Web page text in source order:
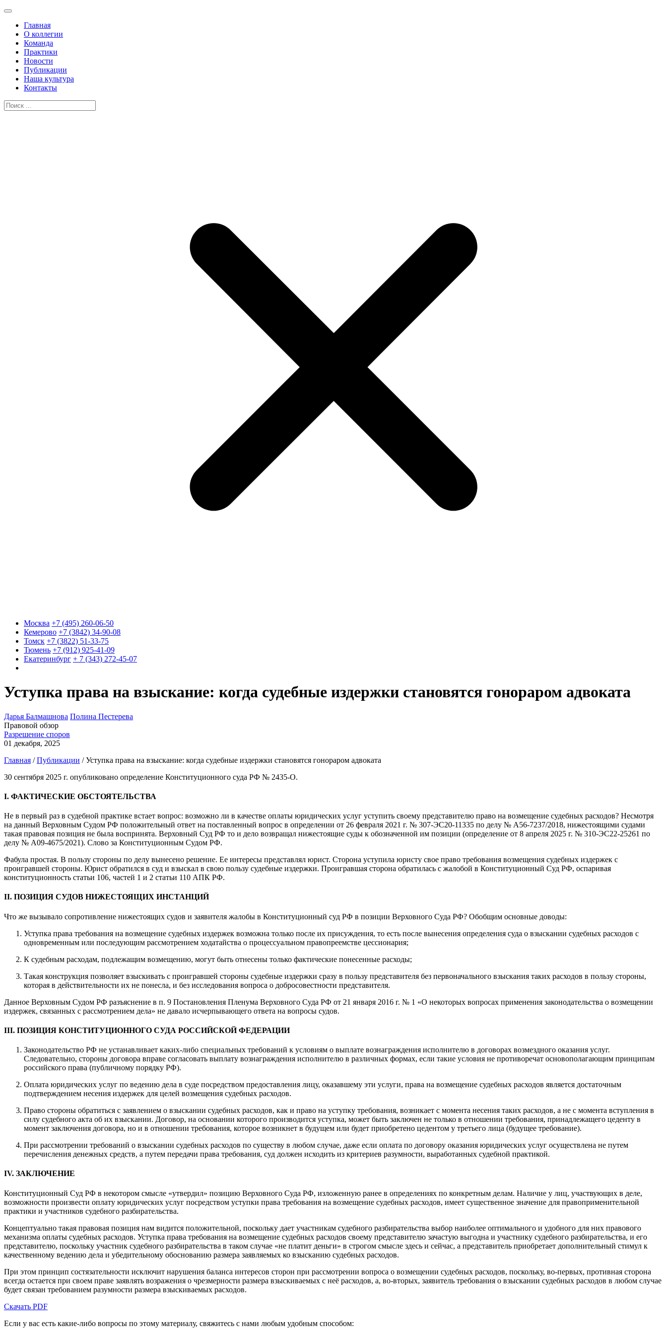
Главная
О коллегии
Команда
Практики
Новости
Публикации
Наша культура
Контакты
Москва +7 (495) 260-06-50
Кемерово +7 (3842) 34-90-08
Томск +7 (3822) 51-33-75
Тюмень +7 (912) 925-41-09
Екатеринбург + 7 (343) 272-45-07
Уступка права на взыскание: когда судебные издержки становятся гонораром адвоката
Дарья Балмашнова Полина Пестерева
Правовой обзор
Разрешение споров
01 декабря, 2025
Главная /Публикации /Уступка права на взыскание: когда судебные издержки становятся гонораром адвоката
30 сентября 2025 г. опубликовано определение Конституционного суда РФ № 2435-О.
I. ФАКТИЧЕСКИЕ ОБСТОЯТЕЛЬСТВА
Не в первый раз в судебной практике встает вопрос: возможно ли в качестве оплаты юридических услуг уступить своему представителю право на возмещение судебных расходов? Несмотря
на данный Верховным Судом РФ положительный ответ на поставленный вопрос в определении от 26 февраля 2021 г. № 307-ЭС20-11335 по делу № А56-7237/2018, нижестоящими судами
такая правовая позиция не была воспринята. Верховный Суд РФ то и дело возвращал нижестоящие суды к обозначенной им позиции (определение от 8 апреля 2025 г. № 310-ЭС22-25261 по
делу № А09-4675/2021). Слово за Конституционным Судом РФ.
Фабула простая. В пользу стороны по делу вынесено решение. Ее интересы представлял юрист. Сторона уступила юристу свое право требования возмещения судебных издержек с
проигравшей стороны. Юрист обратился в суд и взыскал в свою пользу судебные издержки. Проигравшая сторона обратилась с жалобой в Конституционный Суд РФ, оспаривая
конституционность статьи 106, частей 1 и 2 статьи 110 АПК РФ.
II. ПОЗИЦИЯ СУДОВ НИЖЕСТОЯЩИХ ИНСТАНЦИЙ
Что же вызывало сопротивление нижестоящих судов и заявителя жалобы в Конституционный суд РФ в позиции Верховного Суда РФ? Обобщим основные доводы:
Уступка права требования на возмещение судебных издержек возможна только после их присуждения, то есть после вынесения определения суда о взыскании судебных расходов с
одновременным или последующим рассмотрением ходатайства о процессуальном правопреемстве цессионария;
К судебным расходам, подлежащим возмещению, могут быть отнесены только фактические понесенные расходы;
Такая конструкция позволяет взыскивать с проигравшей стороны судебные издержки сразу в пользу представителя без первоначального взыскания таких расходов в пользу стороны,
которая в действительности их не понесла, и без исследования вопроса о добросовестности представителя.
Данное Верховным Судом РФ разъяснение в п. 9 Постановления Пленума Верховного Суда РФ от 21 января 2016 г. № 1 «О некоторых вопросах применения законодательства о возмещении
издержек, связанных с рассмотрением дела» не давало исчерпывающего ответа на вопросы судов.
III. ПОЗИЦИЯ КОНСТИТУЦИОННОГО СУДА РОССИЙСКОЙ ФЕДЕРАЦИИ
Законодательство РФ не устанавливает каких-либо специальных требований к условиям о выплате вознаграждения исполнителю в договорах возмездного оказания услуг.
Следовательно, стороны договора вправе согласовать выплату вознаграждения исполнителю в различных формах, если такие условия не противоречат основополагающим принципам
российского права (публичному порядку РФ).
Оплата юридических услуг по ведению дела в суде посредством предоставления лицу, оказавшему эти услуги, права на возмещение судебных расходов является достаточным
подтверждением несения издержек для целей возмещения судебных расходов.
Право стороны обратиться с заявлением о взыскании судебных расходов, как и право на уступку требования, возникает с момента несения таких расходов, а не с момента вступления в
силу судебного акта об их взыскании. Договор, на основании которого производится уступка, может быть заключен не только в отношении требования, принадлежащего цеденту в
момент заключения договора, но и в отношении требования, которое возникнет в будущем или будет приобретено цедентом у третьего лица (будущее требование).
При рассмотрении требований о взыскании судебных расходов по существу в любом случае, даже если оплата по договору оказания юридических услуг осуществлена не путем
перечисления денежных средств, а путем передачи права требования, суд должен исходить из критериев разумности, выработанных судебной практикой.
IV. ЗАКЛЮЧЕНИЕ
Конституционный Суд РФ в некотором смысле «утвердил» позицию Верховного Суда РФ, изложенную ранее в определениях по конкретным делам. Наличие у лиц, участвующих в деле,
возможности произвести оплату юридических услуг посредством уступки права требования на возмещение судебных расходов, имеет существенное значение для правоприменительной
практики и участников судебного разбирательства.
Концептуально такая правовая позиция нам видится положительной, поскольку дает участникам судебного разбирательства выбор наиболее оптимального и удобного для них правового
механизма оплаты судебных расходов. Уступка права требования на возмещение судебных расходов своему представителю зачастую выгодна и участнику судебного разбирательства, и его
представителю, поскольку участник судебного разбирательства в таком случае «не платит деньги» в строгом смысле здесь и сейчас, а представитель приобретает дополнительный стимул к
качественному ведению дела и убедительному обоснованию размера заявляемых ко взысканию судебных расходов.
При этом принцип состязательности исключит нарушения баланса интересов сторон при рассмотрении вопроса о возмещении судебных расходов, поскольку, во-первых, противная сторона
всегда остается при своем праве заявлять возражения о чрезмерности размера взыскиваемых с неё расходов, а, во-вторых, заявитель требования о взыскании судебных расходов в любом случае
будет связан требованием разумности размера взыскиваемых расходов.
Скачать PDF
Если у вас есть какие-либо вопросы по этому материалу, свяжитесь с нами любым удобным способом: